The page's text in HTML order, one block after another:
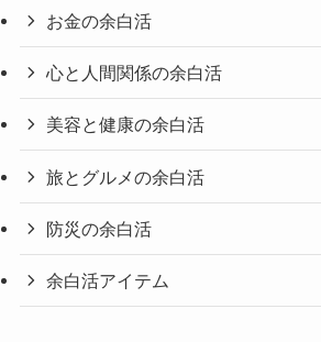
お金の余白活
心と人間関係の余白活
美容と健康の余白活
旅とグルメの余白活
防災の余白活
余白活アイテム